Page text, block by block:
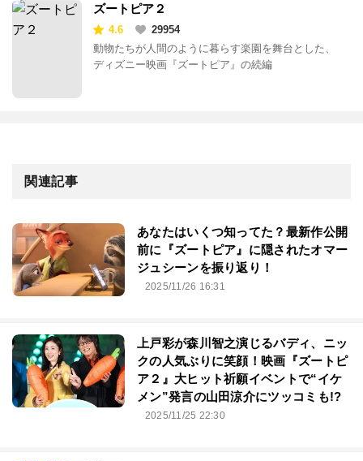
ズートピア２
4.6
29954
動物たちが人間のように暮らす楽園を舞台とした、
ディズニー映画『ズートピア』の続編
関連記事
あなたはいくつ知ってた？最新作公開
前に『ズートピア』に隠されたオマー
ジュシーンを振り返り！
2025/11/26 16:31
上戸彩が森川智之演じるバディ、ニッ
クの人気ぶりに笑顔！映画『ズートピ
ア２』大ヒット祈願イベントで“イケ
メン”発言の山田涼介にツッコミも!?
2025/11/25 22:30